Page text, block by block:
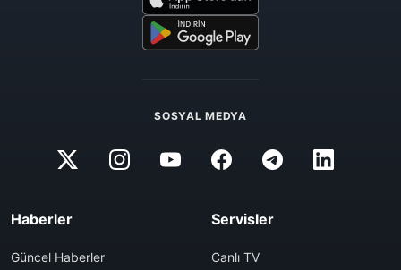
SOSYAL MEDYA
Haberler
Güncel Haberler
Servisler
Canlı TV